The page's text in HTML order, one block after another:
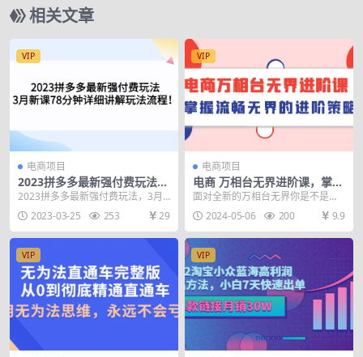
相关文章
VIP
电商项目
2023拼多多最新强付费玩法，
3月新课​78分钟详细讲解玩法
流程
2023拼多多最新强付费玩法，3月
新课&#8203;78分钟详细讲解玩
法...2023-03-25 253 29
VIP
电商项目
电商 万相台无界进阶课，掌握
流畅无界的进阶策略（41节
课）
面对全新的万相台无界你是不是也
遇到各种问题 搜索访客无法有效提
升 店铺无法实现盈...
2024-05-06 200 9.9
VIP VIP